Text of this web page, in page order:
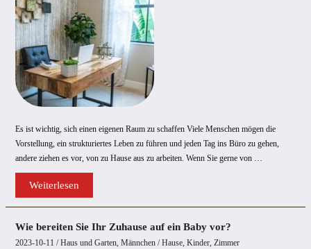
Es ist wichtig, sich einen eigenen Raum zu schaffen Viele Menschen mögen die
Vorstellung, ein strukturiertes Leben zu führen und jeden Tag ins Büro zu gehen,
andere ziehen es vor, von zu Hause aus zu arbeiten. Wenn Sie gerne von …
Wie
zu
Hause
verbessern
Weiterlesen
Wie bereiten Sie Ihr Zuhause auf ein Baby vor?
2023-10-11/Haus und Garten,Männchen /Hause,Kinder,Zimmer